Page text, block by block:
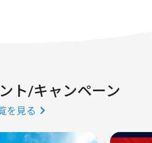
ト/キャンペーン
を見る